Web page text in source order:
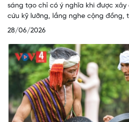
sáng tạo chỉ có ý nghĩa khi được
cứu kỹ lưỡng, lắng nghe cộng đồng,
28/06/2026